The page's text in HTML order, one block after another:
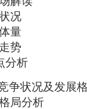
况
量
势
分析
争状况及发展
局分析